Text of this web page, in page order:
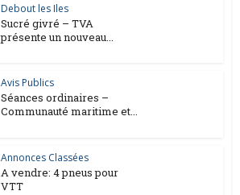
Debout les Iles
Sucré givré – TVA
présente un nouveau...
Avis Publics
Séances ordinaires –
Communauté maritime et...
Annonces Classées
A vendre: 4 pneus pour
VTT